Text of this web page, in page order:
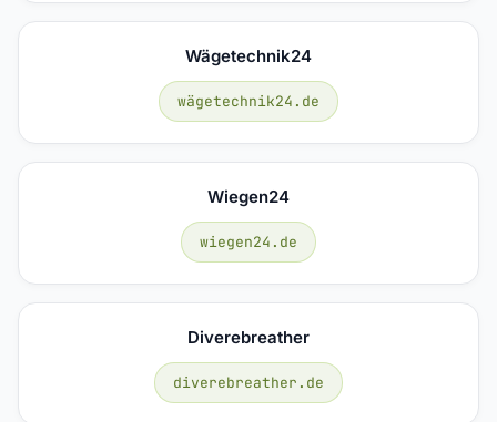
Wägetechnik24
wägetechnik24.de
Wiegen24
wiegen24.de
Diverebreather
diverebreather.de